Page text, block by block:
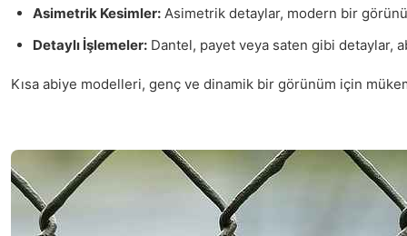
Asimetrik Kesimler: Asimetrik detaylar, modern bir
Detaylı İşlemeler: Dantel, payet veya saten gibi detaylar,
Kısa abiye modelleri, genç ve dinamik bir görünüm için